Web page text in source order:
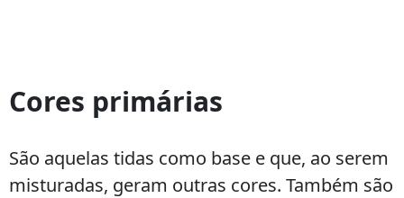
das
cores
Cores primárias
São aquelas tidas como base e que, ao serem
misturadas, geram outras cores. Também são